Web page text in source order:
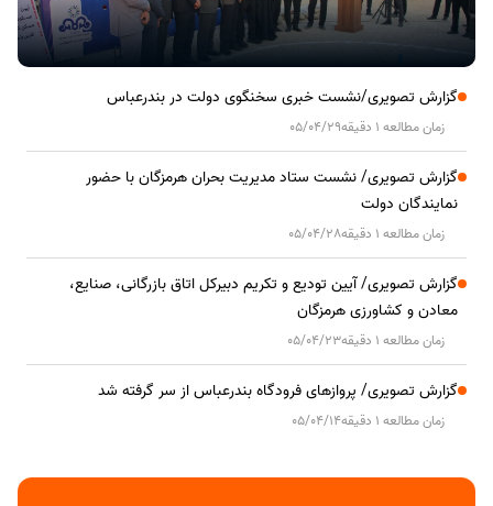
گزارش تصویری/نشست خبری سخنگوی دولت در بندرعباس
زمان مطالعه 1 دقیقه 05/04/29
گزارش تصویری/ نشست ستاد مدیریت بحران هرمزگان با حضور
نمایندگان دولت
زمان مطالعه 1 دقیقه 05/04/28
گزارش تصویری/ آیین تودیع و تکریم دبیرکل اتاق بازرگانی، صنایع،
معادن و کشاورزی هرمزگان
زمان مطالعه 1 دقیقه 05/04/23
گزارش تصویری/ پروازهای فرودگاه بندرعباس از سر گرفته شد
زمان مطالعه 1 دقیقه 05/04/14